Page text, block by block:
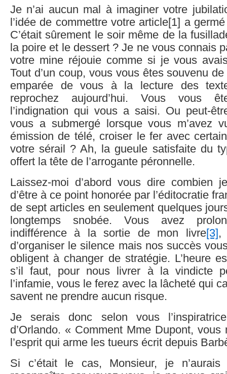
Je n’ai aucun mal à imaginer votre
l’idée de commettre votre article[1] a
C’était sûrement le soir même de la
la poire et le dessert ? Je ne vous connais
votre mine réjouie comme si je vous
Tout d’un coup, vous vous êtes souvenu
emparée de vous à la lecture des
reprochez aujourd’hui. Vous vous
l’indignation qui vous a saisi. Ou peut-
vous a submergé lorsque vous m’avez
émission de télé, croiser le fer avec
votre sérail ? Ah, la gueule satisfaite du
offert la tête de l’arrogante péronnelle.
Laissez-moi d’abord vous dire combien
d’être à ce point honorée par l’éditocratie
de sept articles en seulement quelques
longtemps snobée. Vous avez
indifférence à la sortie de mon livre[3] ,
d’organiser le silence mais nos succès
obligent à changer de stratégie. L’heure
s’il faut, pour nous livrer à la vindicte
l’infamie, vous le ferez avec la lâcheté qui
savent ne prendre aucun risque.
Je serais donc selon vous
d’Orlando. « Comment Mme Dupont,
l’esprit qui arme les tueurs écrit depuis
Si c’était le cas, Monsieur, je